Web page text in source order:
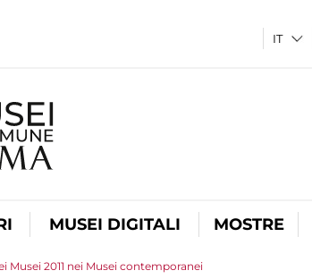
MUSEI DIGITALI MOSTRE
Musei 2011 nei Musei contemporanei